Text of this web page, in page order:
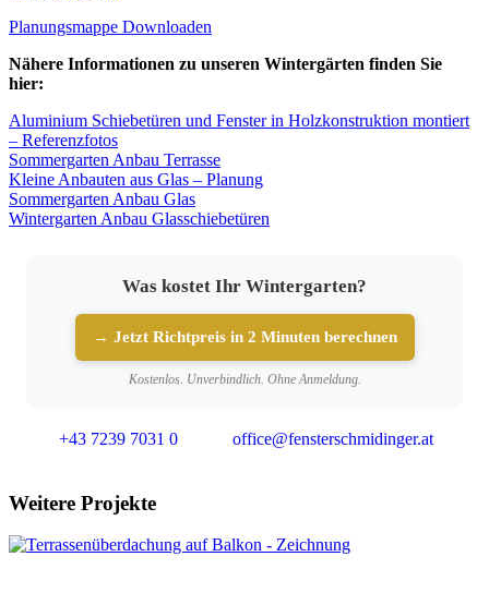
Planungsmappe Downloaden
Nähere Informationen zu unseren Wintergärten finden Sie
hier:
Aluminium Schiebetüren und Fenster in Holzkonstruktion montiert
– Referenzfotos
Sommergarten Anbau Terrasse
Kleine Anbauten aus Glas – Planung
Sommergarten Anbau Glas
Wintergarten Anbau Glasschiebetüren
Was kostet Ihr Wintergarten?
→ Jetzt Richtpreis in 2 Minuten berechnen
Kostenlos. Unverbindlich. Ohne Anmeldung.
+43 7239 7031 0 office@fensterschmidinger.at
Weitere Projekte